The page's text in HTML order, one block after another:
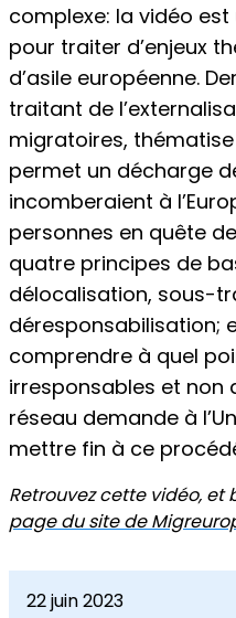
complexe: la vidéo
pour traiter d’enjeux
d’asile européenne.
traitant de
migratoires,
permet un décharge
incomberaient à
personnes en quête
quatre principes de
délocalisation, sous-
déresponsabilisation;
comprendre à quel
irresponsables et non
réseau demande à
mettre fin à ce
Retrouvez cette vidéo, et
page du site de
22 juin 2023